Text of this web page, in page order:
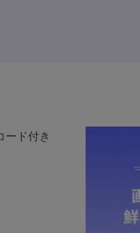
ード付き